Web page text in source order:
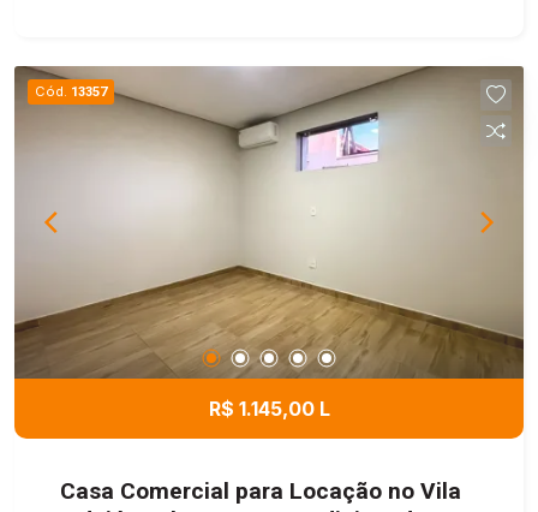
visita e conheça este excelente imóvel!
Cód. 13357
R$ 1.145,00 L
Casa Comercial para Locação no Vila